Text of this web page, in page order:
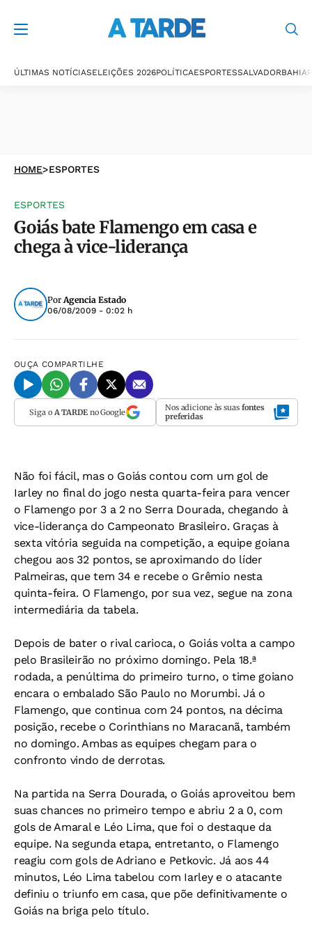
ÚLTIMAS NOTÍCIASELEIÇÕES 2026POLÍTICAESPORTESSALVADORBAHIA
HOME>ESPORTES
ESPORTES
Goiás bate Flamengo em casa e
chega à vice-liderança
PorAgencia Estado
06/08/2009 - 0:02 h
OUÇA COMPARTILHE
Siga o A TARDEno Google Nos adicione às suas fontes
preferidas
Não foi fácil, mas o Goiás contou com um gol de
Iarley no final do jogo nesta quarta-feira para vencer
o Flamengo por 3 a 2 no Serra Dourada, chegando à
vice-liderança do Campeonato Brasileiro. Graças à
sexta vitória seguida na competição, a equipe goiana
chegou aos 32 pontos, se aproximando do líder
Palmeiras, que tem 34 e recebe o Grêmio nesta
quinta-feira. O Flamengo, por sua vez, segue na zona
intermediária da tabela.
Depois de bater o rival carioca, o Goiás volta a campo
pelo Brasileirão no próximo domingo. Pela 18.ª
rodada, a penúltima do primeiro turno, o time goiano
encara o embalado São Paulo no Morumbi. Já o
Flamengo, que continua com 24 pontos, na décima
posição, recebe o Corinthians no Maracanã, também
no domingo. Ambas as equipes chegam para o
confronto vindo de derrotas.
Na partida na Serra Dourada, o Goiás aproveitou bem
suas chances no primeiro tempo e abriu 2 a 0, com
gols de Amaral e Léo Lima, que foi o destaque da
equipe. Na segunda etapa, entretanto, o Flamengo
reagiu com gols de Adriano e Petkovic. Já aos 44
minutos, Léo Lima tabelou com Iarley e o atacante
definiu o triunfo em casa, que põe definitivamente o
Goiás na briga pelo título.